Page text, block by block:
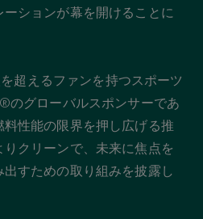
ションが幕を開けることに
超えるファンを持つスポーツ
のグローバルスポンサーであ
性能の限界を押し広げる推
クリーンで、未来に焦点を
すための取り組みを披露し